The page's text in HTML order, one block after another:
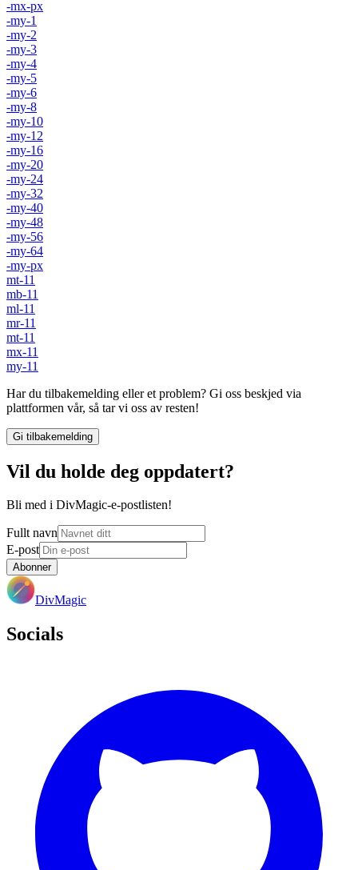
-mx-px
-my-1
-my-2
-my-3
-my-4
-my-5
-my-6
-my-8
-my-10
-my-12
-my-16
-my-20
-my-24
-my-32
-my-40
-my-48
-my-56
-my-64
-my-px
mt-11
mb-11
ml-11
mr-11
mt-11
mx-11
my-11
Har du tilbakemelding eller et problem? Gi oss beskjed via
plattformen vår, så tar vi oss av resten!
Gi tilbakemelding
Vil du holde deg oppdatert?
Bli med i DivMagic-e-postlisten!
Fullt navn
E-post
Abonner
DivMagic
Socials